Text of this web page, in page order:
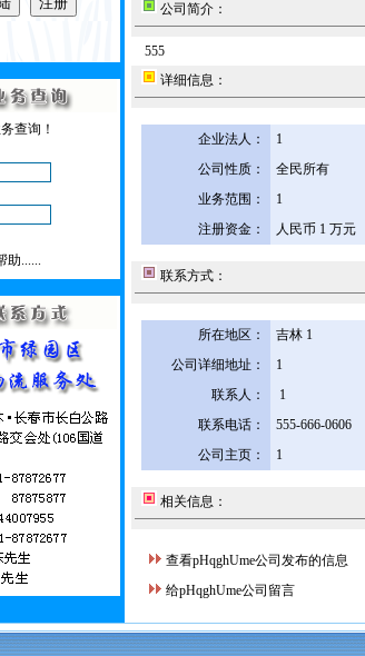
查询！
助......
公司简介：
555
详细信息：
企业法人：
1
公司性质：
全民所有
业务范围：
1
注册资金：
人民币 1 万元
联系方式：
所在地区： 吉林 1
公司详细地址：
1
联系人：
1
联系电话：
555-666-0606
公司主页：
1
相关信息：
查看pHqghUme公司发布的信息
给pHqghUme公司留言